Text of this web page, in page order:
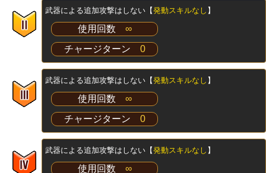
武器による追加攻撃はしない【発動スキルなし 】
使用回数 ∞
チャージターン 0
武器による追加攻撃はしない【発動スキルなし 】
使用回数 ∞
チャージターン 0
武器による追加攻撃はしない【発動スキルなし 】
使用回数 ∞